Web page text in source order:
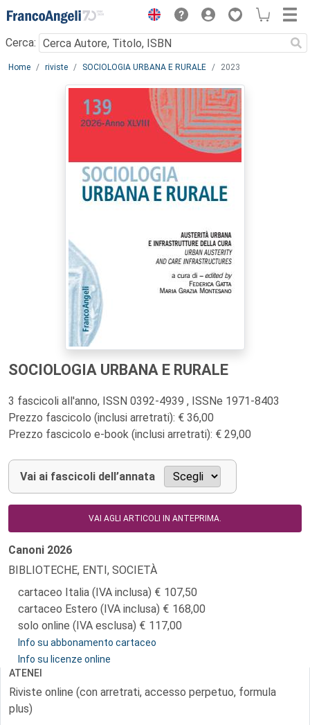
Menu
Cerca:
Main content
Home riviste SOCIOLOGIA URBANA E RURALE 2023
SOCIOLOGIA URBANA E RURALE
3 fascicoli all'anno, ISSN 0392-4939 , ISSNe 1971-8403
Prezzo fascicolo (inclusi arretrati): € 36,00
Prezzo fascicolo e-book (inclusi arretrati): € 29,00
Vai ai fascicoli dell’annata
VAI AGLI ARTICOLI IN ANTEPRIMA.
Canoni 2026
BIBLIOTECHE, ENTI, SOCIETÀ
cartaceo Italia (IVA inclusa)
107,50
cartaceo Estero (IVA inclusa)
168,00
solo online (IVA esclusa)
117,00
Info su abbonamento cartaceo
Info su licenze online
ATENEI
Riviste online (con arretrati, accesso perpetuo, formula
plus)